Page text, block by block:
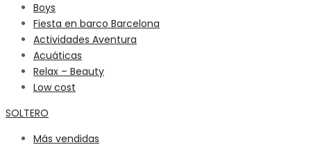
Boys
Fiesta en barco Barcelona
Actividades Aventura
Acuáticas
Relax – Beauty
Low cost
SOLTERO
Más vendidas